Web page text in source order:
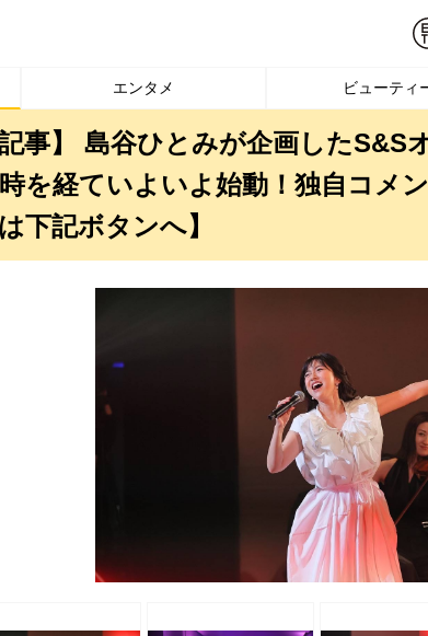
エンタメ ビューティ
記事】 島谷ひとみが企画したS&S
を経ていよいよ始動！独自コメ
下記ボタンへ】